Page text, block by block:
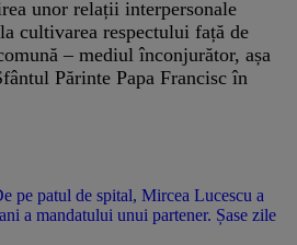
unor relații interpersonale
cultivarea respectului față de
– mediul înconjurător, așa
Părinte Papa Francisc în
pe patul de spital, Mircea Lucescu a
a mandatului unui partener. Șase zile